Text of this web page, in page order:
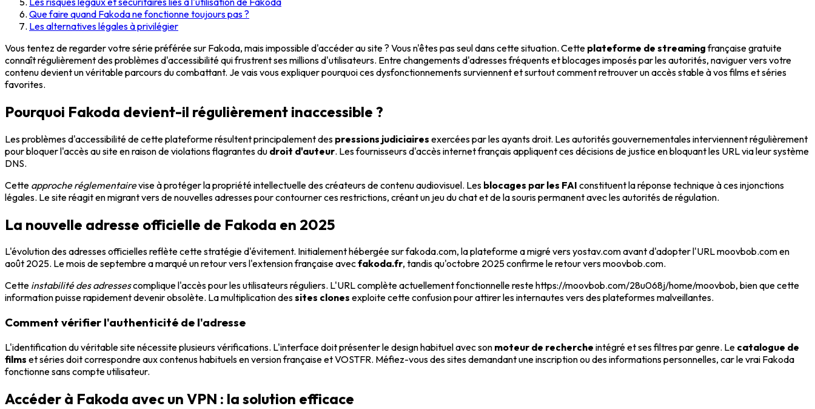
Que faire quand Fakoda ne fonctionne toujours pas ?
Les alternatives légales à privilégier
Vous tentez de regarder votre série préférée sur Fakoda, mais impossible d'accéder au site ? Vous n'êtes pas seul dans cette situation. Cette plateforme de streamingfrançaise gratuite
connaît régulièrement des problèmes d'accessibilité qui frustrent ses millions d'utilisateurs. Entre changements d'adresses fréquents et blocages imposés par les autorités, naviguer vers votre
contenu devient un véritable parcours du combattant. Je vais vous expliquer pourquoi ces dysfonctionnements surviennent et surtout comment retrouver un accès stable à vos films et séries
favorites.
Pourquoi Fakoda devient-il régulièrement inaccessible ?
Les problèmes d'accessibilité de cette plateforme résultent principalement des pressions judiciaires exercées par les ayants droit. Les autorités gouvernementales interviennent régulièrement
pour bloquer l'accès au site en raison de violations flagrantes du droit d'auteur. Les fournisseurs d'accès internet français appliquent ces décisions de justice en bloquant les URL via leur système
DNS.
Cette approche réglementairevise à protéger la propriété intellectuelle des créateurs de contenu audiovisuel. Les blocages par les FAI constituent la réponse technique à ces injonctions
légales. Le site réagit en migrant vers de nouvelles adresses pour contourner ces restrictions, créant un jeu du chat et de la souris permanent avec les autorités de régulation.
La nouvelle adresse officielle de Fakoda en 2025
L'évolution des adresses officielles reflète cette stratégie d'évitement. Initialement hébergée sur fakoda.com, la plateforme a migré vers yostav.com avant d'adopter l'URL moovbob.com en
août 2025. Le mois de septembre a marqué un retour vers l'extension française avecfakoda.fr, tandis qu'octobre 2025 confirme le retour vers moovbob.com.
Cette instabilité des adressescomplique l'accès pour les utilisateurs réguliers. L'URL complète actuellement fonctionnelle reste https://moovbob.com/28u068j/home/moovbob, bien que cette
information puisse rapidement devenir obsolète. La multiplication dessites clones exploite cette confusion pour attirer les internautes vers des plateformes malveillantes.
Comment vérifier l'authenticité de l'adresse
L'identification du véritable site nécessite plusieurs vérifications. L'interface doit présenter le design habituel avec son moteur de recherche intégré et ses filtres par genre. Le catalogue de
films et séries doit correspondre aux contenus habituels en version française et VOSTFR. Méfiez-vous des sites demandant une inscription ou des informations personnelles, car le vrai Fakoda
fonctionne sans compte utilisateur.
Accéder à Fakoda avec un VPN : la solution efficace